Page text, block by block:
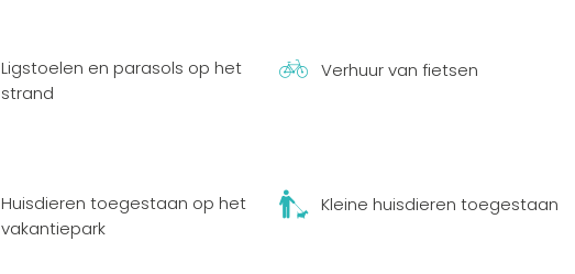
Ligstoelen en parasols op het
strand
Verhuur van fietsen
Huisdieren toegestaan op het
vakantiepark
Kleine huisdieren toegestaan